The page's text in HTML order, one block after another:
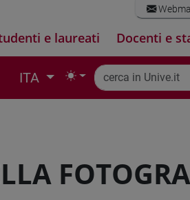
e laureati Docenti e
ITA